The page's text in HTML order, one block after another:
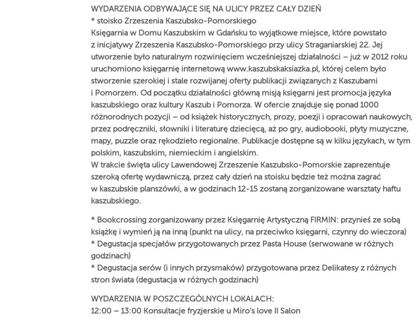
WYDARZENIA ODBYWAJĄCE SIĘ NA ULICY PRZEZ CAŁY DZIEŃ
* stoisko Zrzeszenia Kaszubsko-Pomorskiego
Księgarnia w Domu Kaszubskim w Gdańsku to wyjątkowe miejsce, które powstało
z inicjatywy Zrzeszenia Kaszubsko-Pomorskiego przy ulicy Straganiarskiej 22. Jej
utworzenie było naturalnym rozwinięciem wcześniejszej działalności – już w 2012 roku
uruchomiono księgarnię internetową www.kaszubskaksiazka.pl, której celem było
stworzenie szerokiej i stale rozwijanej oferty publikacji związanych z Kaszubami
i Pomorzem. Od początku działalności główną misją księgarni jest promocja języka
kaszubskiego oraz kultury Kaszub i Pomorza. W ofercie znajduje się ponad 1000
różnorodnych pozycji – od książek historycznych, prozy, poezji i opracowań naukowych,
przez podręczniki, słowniki i literaturę dziecięcą, aż po gry, audiobooki, płyty muzyczne,
mapy, puzzle oraz rękodzieło regionalne. Publikacje dostępne są w kilku językach, w tym
polskim, kaszubskim, niemieckim i angielskim.
W trakcie święta ulicy Lawendowej Zrzeszenie Kaszubsko-Pomorskie zaprezentuje
szeroką ofertę wydawniczą, przez cały dzień na stoisku będzie też można zagrać
w kaszubskie planszówki, a w godzinach 12-15 zostaną zorganizowane warsztaty haftu
kaszubskiego.
* Bookcrossing zorganizowany przez Księgarnię Artystyczną FIRMIN: przynieś ze sobą
książkę i wymień ją na inną (punkt na ulicy, na przeciwko księgarni, czynny do wieczora)
* Degustacja specjałów przygotowanych przez Pasta House (serwowane w różnych
godzinach)
* Degustacja serów (i innych przysmaków) przygotowana przez Delikatesy z różnych
stron świata (degustacja w różnych godzinach)
WYDARZENIA W POSZCZEGÓLNYCH LOKALACH:
12:00 – 13:00 Konsultacje fryzjerskie u Miro’s love II Salon